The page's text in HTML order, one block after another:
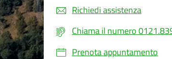
Richiedi assistenza
Chiama il numero
Prenota appuntamento